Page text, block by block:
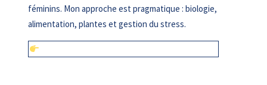
féminins. Mon approche est pragmatique : biologie,
alimentation, plantes et gestion du stress.